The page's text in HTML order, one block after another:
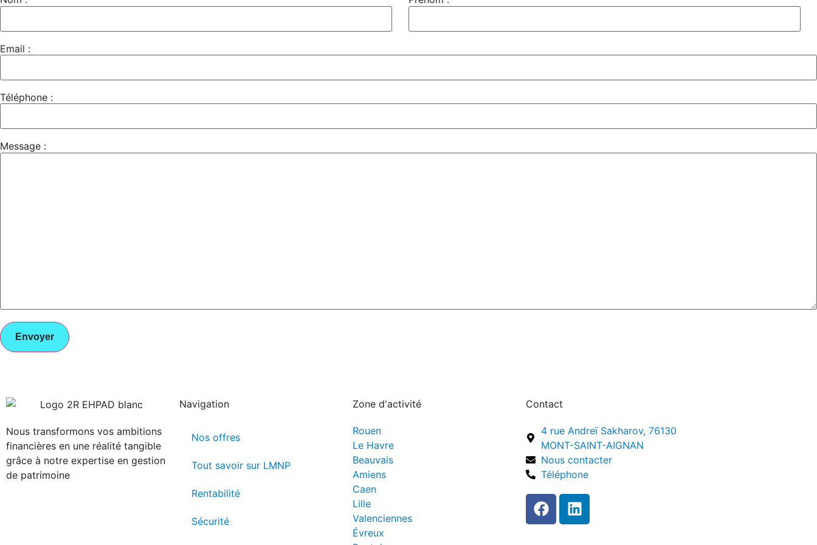
Email :
Téléphone :
Message :
Nous transformons vos ambitions
financières en une réalité tangible
grâce à notre expertise en gestion
de patrimoine
Navigation
Nos offres
Tout savoir sur LMNP
Rentabilité
Sécurité
Zone d'activité
Rouen
Le Havre
Beauvais
Amiens
Caen
Lille
Valenciennes
Évreux
Contact
4 rue Andreï Sakharov, 76130
MONT-SAINT-AIGNAN
Nous contacter
Téléphone